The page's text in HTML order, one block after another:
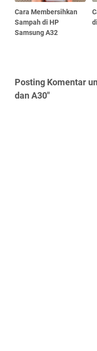
Cara Membersihkan
Sampah di HP
Samsung A32
Posting Komentar
dan A30"